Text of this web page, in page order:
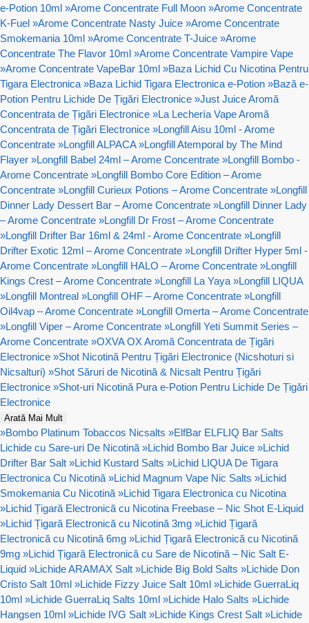
e-Potion 10ml »Arome Concentrate Full Moon »Arome Concentrate
K-Fuel »Arome Concentrate Nasty Juice »Arome Concentrate
Smokemania 10ml »Arome Concentrate T-Juice »Arome
Concentrate The Flavor 10ml »Arome Concentrate Vampire Vape
»Arome Concentrate VapeBar 10ml »Baza Lichid Cu Nicotina Pentru
Tigara Electronica »Baza Lichid Tigara Electronica e-Potion »Bază e-
Potion Pentru Lichide De Țigări Electronice »Just Juice Aromă
Concentrata de Țigări Electronice »La Lechería Vape Aromă
Concentrata de Țigări Electronice »Longfill Aisu 10ml - Arome
Concentrate »Longfill ALPACA »Longfill Atemporal by The Mind
Flayer »Longfill Babel 24ml – Arome Concentrate »Longfill Bombo -
Arome Concentrate »Longfill Bombo Core Edition – Arome
Concentrate »Longfill Curieux Potions – Arome Concentrate »Longfill
Dinner Lady Dessert Bar – Arome Concentrate »Longfill Dinner Lady
– Arome Concentrate »Longfill Dr Frost – Arome Concentrate
»Longfill Drifter Bar 16ml & 24ml - Arome Concentrate »Longfill
Drifter Exotic 12ml – Arome Concentrate »Longfill Drifter Hyper 5ml -
Arome Concentrate »Longfill HALO – Arome Concentrate »Longfill
Kings Crest – Arome Concentrate »Longfill La Yaya »Longfill LIQUA
»Longfill Montreal »Longfill OHF – Arome Concentrate »Longfill
Oil4vap – Arome Concentrate »Longfill Omerta – Arome Concentrate
»Longfill Viper – Arome Concentrate »Longfill Yeti Summit Series –
Arome Concentrate »OXVA OX Aromă Concentrata de Țigări
Electronice »Shot Nicotină Pentru Țigări Electronice (Nicshoturi si
Nicsalturi) »Shot Săruri de Nicotină & Nicsalt Pentru Țigări
Electronice »Shot-uri Nicotină Pura e-Potion Pentru Lichide De Țigări
Electronice
Arată Mai Mult
»Bombo Platinum Tobaccos Nicsalts »ElfBar ELFLIQ Bar Salts
Lichide cu Sare-uri De Nicotină »Lichid Bombo Bar Juice »Lichid
Drifter Bar Salt »Lichid Kustard Salts »Lichid LIQUA De Tigara
Electronica Cu Nicotină »Lichid Magnum Vape Nic Salts »Lichid
Smokemania Cu Nicotină »Lichid Tigara Electronica cu Nicotina
»Lichid Țigară Electronică cu Nicotina Freebase – Nic Shot E-Liquid
»Lichid Țigară Electronică cu Nicotină 3mg »Lichid Țigară
Electronică cu Nicotină 6mg »Lichid Țigară Electronică cu Nicotină
9mg »Lichid Țigară Electronică cu Sare de Nicotină – Nic Salt E-
Liquid »Lichide ARAMAX Salt »Lichide Big Bold Salts »Lichide Don
Cristo Salt 10ml »Lichide Fizzy Juice Salt 10ml »Lichide GuerraLiq
10ml »Lichide GuerraLiq Salts 10ml »Lichide Halo Salts »Lichide
Hangsen 10ml »Lichide IVG Salt »Lichide Kings Crest Salt »Lichide